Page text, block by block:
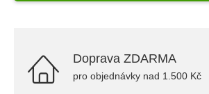
Doprava ZDARMA
pro objednávky nad 1.500 Kč